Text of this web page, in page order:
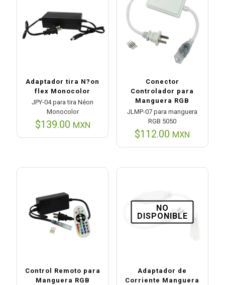
Adaptador tira N?on
flex Monocolor
JPY-04 para tira Néon
Monocolor
$139.00 MXN
Conector
Controlador para
Manguera RGB
JLMP-07 para manguera
RGB 5050
$112.00 MXN
Control Remoto para
Manguera RGB
NO
DISPONIBLE
Adaptador de
Corriente Manguera